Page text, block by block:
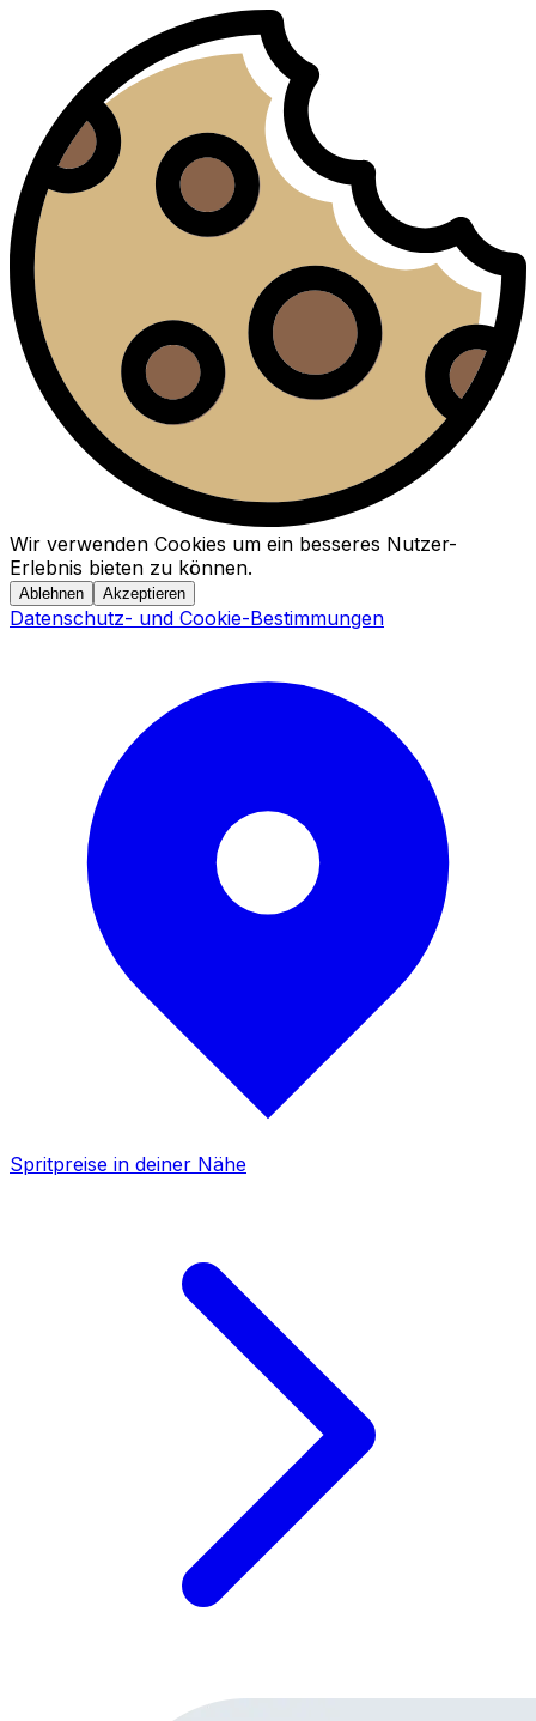
Wir verwenden Cookies um ein besseres Nutzer-
Erlebnis bieten zu können.
Ablehnen Akzeptieren
Datenschutz- und Cookie-Bestimmungen
Spritpreise in deiner Nähe